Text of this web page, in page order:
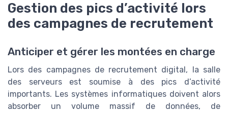
Gestion des pics d’activité lors
des campagnes de recrutement
Anticiper et gérer les montées en charge
Lors des campagnes de recrutement digital, la salle
des serveurs est soumise à des pics d’activité
importants. Les systèmes informatiques doivent alors
absorber un volume massif de données, de